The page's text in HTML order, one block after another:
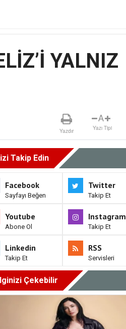
YALNIZ
Yazdır
A
Yazı Tipi
Takip Edin
Facebook
Sayfayı Beğen
Twitter
Takip Et
Youtube
Abone Ol
Instagram
Takip Et
Linkedin
Takip Et
RSS
Servisleri
Çekebilir